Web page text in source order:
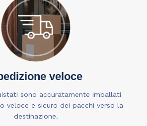
veloce
sono accuratamente imballati
veloce e sicuro dei pacchi verso la
destinazione.